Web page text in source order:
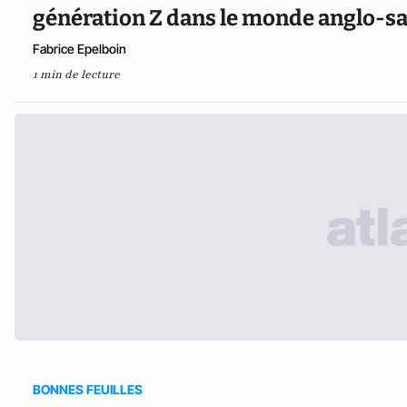
génération Z dans le monde anglo-
Fabrice Epelboin
1 min de lecture
BONNES FEUILLES